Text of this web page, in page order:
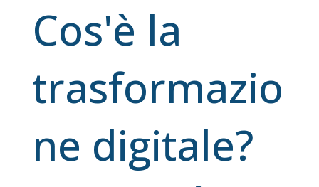
Cos'è la
trasformazio
ne digitale?